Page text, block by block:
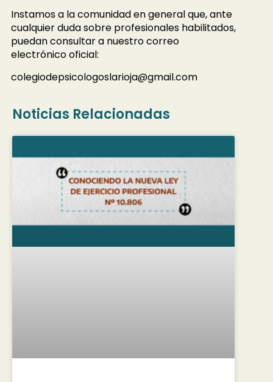
Instamos a la comunidad en general que, ante
cualquier duda sobre profesionales habilitados,
puedan consultar a nuestro correo
electrónico oficial:
colegiodepsicologoslarioja@gmail.com
Noticias Relacionadas